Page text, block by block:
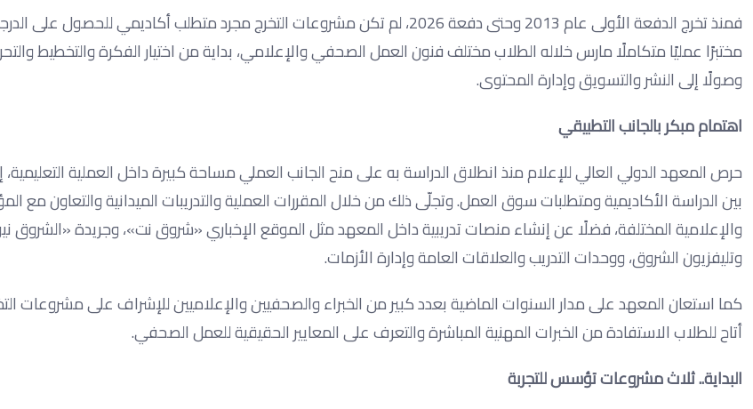
فمنذ تخرج الدفعة الأولى عام 2013 وحتى دفعة 2026، لم تكن مشروعات التخرج مجرد متطلب أكاديمي
مختبرًا عمليًا متكاملًا مارس خلاله الطلاب مختلف فنون العمل الصحفي والإعلامي، بداية من اختيار الفكرة والتخطيط
وصولًا إلى النشر والتسويق وإدارة المحتوى.
اهتمام مبكر بالجانب التطبيقي
حرص المعهد الدولي العالي للإعلام منذ انطلاق الدراسة به على منح الجانب العملي مساحة كبيرة داخل العملية التعليمية،
بين الدراسة الأكاديمية ومتطلبات سوق العمل. وتجلّى ذلك من خلال المقررات العملية والتدريبات الميدانية والتعاون مع
والإعلامية المختلفة، فضلًا عن إنشاء منصات تدريبية داخل المعهد مثل الموقع الإخباري «شروق نت»، وجريدة «الشروق
وتليفزيون الشروق، ووحدات التدريب والعلاقات العامة وإدارة الأزمات.
كما استعان المعهد على مدار السنوات الماضية بعدد كبير من الخبراء والصحفيين والإعلاميين للإشراف على مشروعات
أتاح للطلاب الاستفادة من الخبرات المهنية المباشرة والتعرف على المعايير الحقيقية للعمل الصحفي.
البداية.. ثلاث مشروعات تؤسس للتجربة